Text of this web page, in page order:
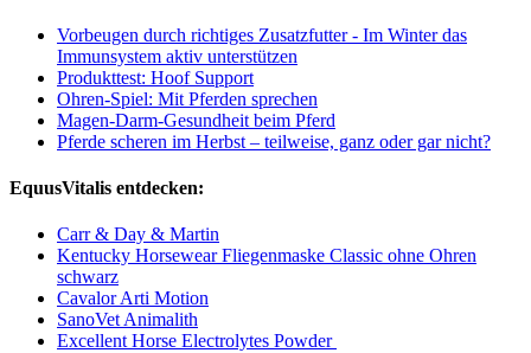
Vorbeugen durch richtiges Zusatzfutter - Im Winter das
Immunsystem aktiv unterstützen
Produkttest: Hoof Support
Ohren-Spiel: Mit Pferden sprechen
Magen-Darm-Gesundheit beim Pferd
Pferde scheren im Herbst – teilweise, ganz oder gar nicht?
EquusVitalis entdecken:
Carr & Day & Martin
Kentucky Horsewear Fliegenmaske Classic ohne Ohren
schwarz
Cavalor Arti Motion
SanoVet Animalith
Excellent Horse Electrolytes Powder